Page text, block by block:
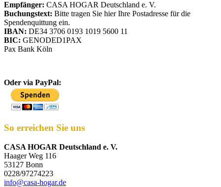
Empfänger: CASA HOGAR Deutschland e. V.
Buchungstext: Bitte tragen Sie hier Ihre Postadresse für die
Spendenquittung ein.
IBAN: DE34 3706 0193 1019 5600 11
BIC: GENODED1PAX
Pax Bank Köln
Oder via PayPal:
So erreichen Sie uns
CASA HOGAR Deutschland e. V.
Haager Weg 116
53127 Bonn
0228/97274223
info@casa-hogar.de